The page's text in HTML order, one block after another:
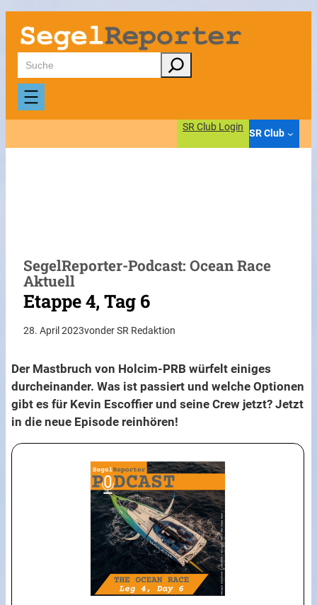
Zum
Inhalt
springen
Suchen
SR Club Login
SR Club
SegelReporter-Podcast: Ocean Race
Aktuell
Etappe 4, Tag 6
28. April 2023vonder SR Redaktion
Der Mastbruch von Holcim-PRB würfelt einiges
durcheinander. Was ist passiert und welche Optionen
gibt es für Kevin Escoffier und seine Crew jetzt? Jetzt
in die neue Episode reinhören!